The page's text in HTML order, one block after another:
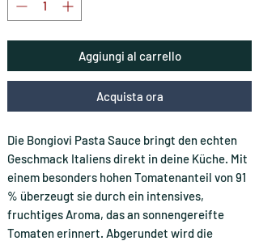
Aggiungi al carrello
Acquista ora
Die Bongiovi Pasta Sauce bringt den echten
Geschmack Italiens direkt in deine Küche. Mit
einem besonders hohen Tomatenanteil von 91
% überzeugt sie durch ein intensives,
fruchtiges Aroma, das an sonnengereifte
Tomaten erinnert. Abgerundet wird die